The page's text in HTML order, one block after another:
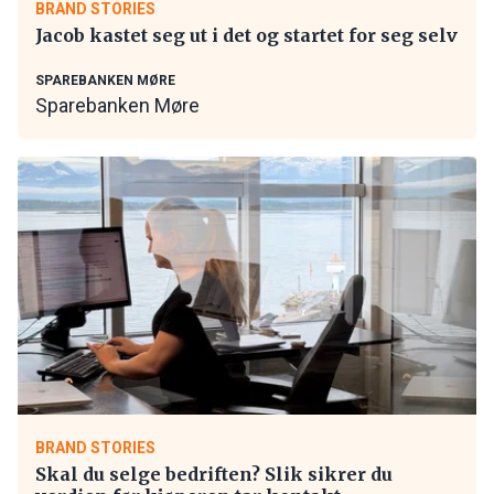
BRAND STORIES
Jacob kastet seg ut i det og startet for seg selv
SPAREBANKEN MØRE
Sparebanken Møre
BRAND STORIES
Skal du selge bedriften? Slik sikrer du